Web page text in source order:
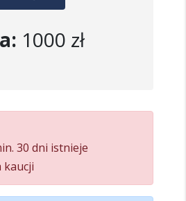
1000 zł
30 dni istnieje
kaucji